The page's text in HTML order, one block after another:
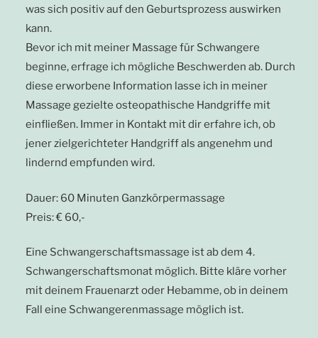
was sich positiv auf den Geburtsprozess auswirken
kann.
Bevor ich mit meiner Massage für Schwangere
beginne, erfrage ich mögliche Beschwerden ab. Durch
diese erworbene Information lasse ich in meiner
Massage gezielte osteopathische Handgriffe mit
einfließen. Immer in Kontakt mit dir erfahre ich, ob
jener zielgerichteter Handgriff als angenehm und
lindernd empfunden wird.
Dauer: 60 Minuten Ganzkörpermassage
Preis: € 60,-
Eine Schwangerschaftsmassage ist ab dem 4.
Schwangerschaftsmonat möglich. Bitte kläre vorher
mit deinem Frauenarzt oder Hebamme, ob in deinem
Fall eine Schwangerenmassage möglich ist.